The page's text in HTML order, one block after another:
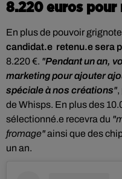
8.220 euros
En plus de pouvoir
candidat.e retenu.e sera
8.220 €. "Pendant un an,
marketing pour ajouter
spéciale à nos créations",
de Whisps. En plus des
sélectionné.e recevra du
fromage"ainsi que des
un an.